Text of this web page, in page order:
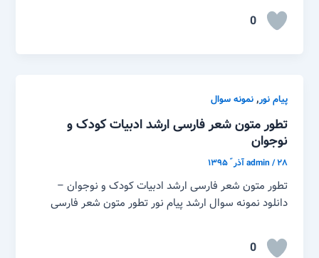
0
پیام نور,نمونه سوال
تطور متون شعر فارسی ارشد ادبیات کودک و
نوجوان
admin/۲۸ آذر ّ ۱۳۹۵
تطور متون شعر فارسی ارشد ادبیات کودک و نوجوان –
دانلود نمونه سوال ارشد پیام نور تطور متون شعر فارسی
0